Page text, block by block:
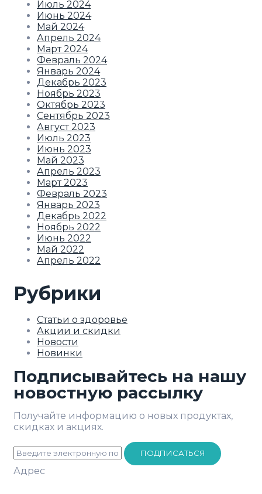
Июль 2024
Июнь 2024
Май 2024
Апрель 2024
Март 2024
Февраль 2024
Январь 2024
Декабрь 2023
Ноябрь 2023
Октябрь 2023
Сентябрь 2023
Август 2023
Июль 2023
Июнь 2023
Май 2023
Апрель 2023
Март 2023
Февраль 2023
Январь 2023
Декабрь 2022
Ноябрь 2022
Июнь 2022
Май 2022
Апрель 2022
Рубрики
Статьи о здоровье
Акции и скидки
Новости
Новинки
Подписывайтесь на нашу
новостную рассылку
Получайте информацию о новых продуктах,
скидках и акциях.
ПОДПИСАТЬСЯ
Адрес